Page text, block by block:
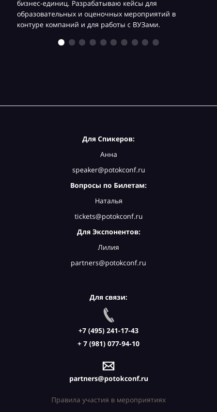
бизнес-единиц. Разрабатываю кейсы для
образовательных и оценочных мероприятий в
контуре компаний и для работы с ВУЗами.
Для Спикеров:
Анна
speaker@potokconf.ru
Вопросы по Билетам:
Наталья
tickets@potokconf.ru
Для Экспонентов:
Лилия
partners@potokconf.ru
Для связи:
+7 (495) 241-17-43
+ 7 (981) 077-94-10
partners@potokconf.ru
Правила участия в мероприятиях